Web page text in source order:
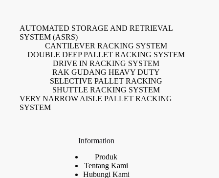
AUTOMATED STORAGE AND RETRIEVAL
SYSTEM (ASRS)
CANTILEVER RACKING SYSTEM
DOUBLE DEEP PALLET RACKING SYSTEM
DRIVE IN RACKING SYSTEM
RAK GUDANG HEAVY DUTY
SELECTIVE PALLET RACKING
SHUTTLE RACKING SYSTEM
VERY NARROW AISLE PALLET RACKING
SYSTEM
Information
Produk
Tentang Kami
Hubungi Kami